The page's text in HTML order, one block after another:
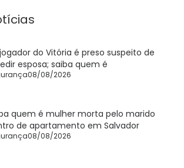
do Vitória é preso suspeito de
esposa; saiba quem é
08/08/2026
quem é mulher morta pelo marido
de apartamento em Salvador
08/08/2026